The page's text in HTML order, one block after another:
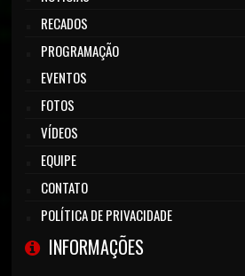
RECADOS
PROGRAMAÇÃO
EVENTOS
FOTOS
VÍDEOS
EQUIPE
CONTATO
POLÍTICA DE PRIVACIDADE
INFORMAÇÕES